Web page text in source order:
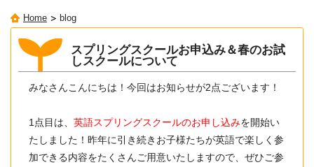
Home blog
スプリングスクールお申込み＆春のお試
しスクールについて
みなさんこんにちは！今回はお知らせが2点ございます！
1点目は、 英語スプリングスクールのお申し込みを開始い
たしました！昨年に引き続きお子様たちが英語で楽しく参
加できる内容をたくさんご用意いたしますので、ぜひご参